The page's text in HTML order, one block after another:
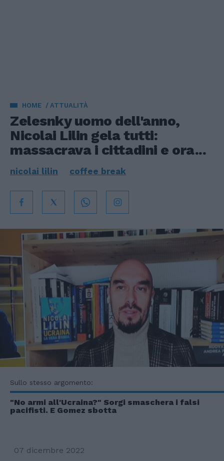
HOME ATTUALITÀ
Zelesnky uomo dell'anno,
Nicolai Lilin gela tutti:
massacrava i cittadini e ora...
nicolai lilin coffee break
Sullo stesso argomento:
"No armi all'Ucraina?" Sorgi smaschera i falsi
pacifisti. E Gomez sbotta
07 dicembre 2022